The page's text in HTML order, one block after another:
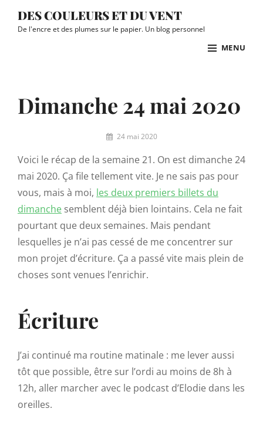
DES COULEURS ET DU VENT
De l'encre et des plumes sur le papier. Un blog personnel
MENU
Dimanche 24 mai 2020
By 24 mai 2020
Voici le récap de la semaine 21. On est dimanche 24
mai 2020. Ça file tellement vite. Je ne sais pas pour
vous, mais à moi, les deux premiers billets du
dimanche semblent déjà bien lointains. Cela ne fait
pourtant que deux semaines. Mais pendant
lesquelles je n’ai pas cessé de me concentrer sur
mon projet d’écriture. Ça a passé vite mais plein de
choses sont venues l’enrichir.
Écriture
J’ai continué ma routine matinale : me lever aussi
tôt que possible, être sur l’ordi au moins de 8h à
12h, aller marcher avec le podcast d’Elodie dans les
oreilles.